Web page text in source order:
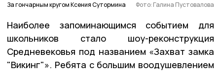
За гончарным кругом Ксения Сутормина Фото: Галина Пустовалова
Наиболее запоминающимся событием для
школьников стало шоу-реконструкция
Средневековья под названием «Захват замка
"Викинг"». Ребята с большим воодушевлением